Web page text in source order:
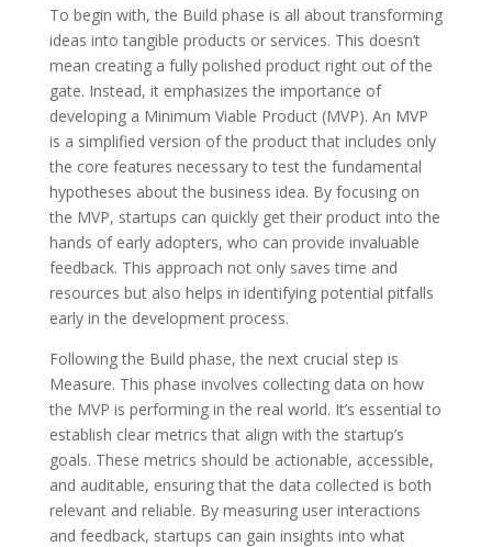
To begin with, the Build phase is all about transforming
ideas into tangible products or services. This doesn’t
mean creating a fully polished product right out of the
gate. Instead, it emphasizes the importance of
developing a Minimum Viable Product (MVP). An MVP
is a simplified version of the product that includes only
the core features necessary to test the fundamental
hypotheses about the business idea. By focusing on
the MVP, startups can quickly get their product into the
hands of early adopters, who can provide invaluable
feedback. This approach not only saves time and
resources but also helps in identifying potential pitfalls
early in the development process.
Following the Build phase, the next crucial step is
Measure. This phase involves collecting data on how
the MVP is performing in the real world. It’s essential to
establish clear metrics that align with the startup’s
goals. These metrics should be actionable, accessible,
and auditable, ensuring that the data collected is both
relevant and reliable. By measuring user interactions
and feedback, startups can gain insights into what